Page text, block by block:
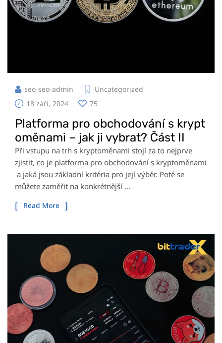
seo-seo-admin
Uncategorized
18 září, 2024
75
Platforma pro obchodování s krypt
oměnami – jak ji vybrat? Část II
Při vstupu na trh s kryptoměnami stojí za to nejprve
zjistit, co je platforma pro obchodování s kryptoměnami
a jaká jsou základní kritéria pro její výběr. Poté se
můžete zaměřit na konkrétnější ...
Read More